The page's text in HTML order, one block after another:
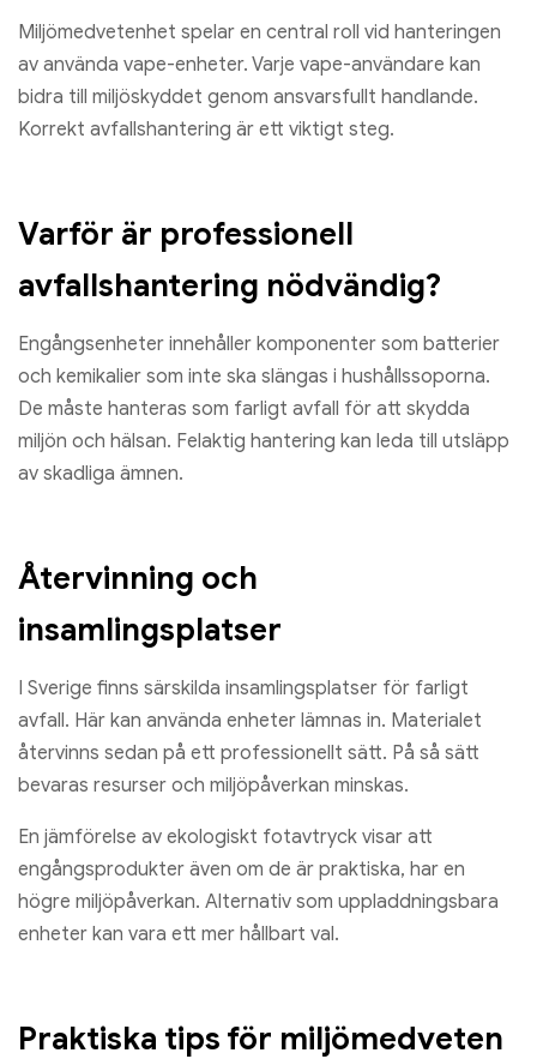
Miljömedvetenhet spelar en central roll vid hanteringen
av använda vape-enheter. Varje vape-användare kan
bidra till miljöskyddet genom ansvarsfullt handlande.
Korrekt avfallshantering är ett viktigt steg.
Varför är professionell
avfallshantering nödvändig?
Engångsenheter innehåller komponenter som batterier
och kemikalier som inte ska slängas i hushållssoporna.
De måste hanteras som farligt avfall för att skydda
miljön och hälsan. Felaktig hantering kan leda till utsläpp
av skadliga ämnen.
Återvinning och
insamlingsplatser
I Sverige finns särskilda insamlingsplatser för farligt
avfall. Här kan använda enheter lämnas in. Materialet
återvinns sedan på ett professionellt sätt. På så sätt
bevaras resurser och miljöpåverkan minskas.
En jämförelse av ekologiskt fotavtryck visar att
engångsprodukter även om de är praktiska, har en
högre miljöpåverkan. Alternativ som uppladdningsbara
enheter kan vara ett mer hållbart val.
Praktiska tips för miljömedveten